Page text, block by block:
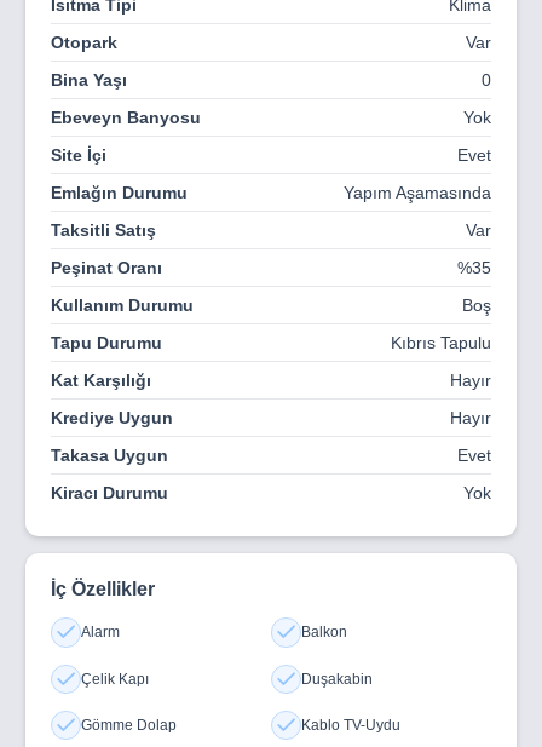
yerden ısıtma ve lüks ahşap kaplama alternatifleri
bunlardan sadece birkaçı. iç mekan kalitesi sunan öğeler.
Asma tavanlarda gizlenen kanallı soğutma sistemleri,
lineer menfezler ile modern tasarım anlayışını
desteklemektedir. Sürdürülebilir çevre ve ekolojik değer
bilinciyle enerjiyi verimli kullanmak üzere doğa dostu bir
proje olarak tasarlanan Velaris, gelecek için temiz bir
nefes vizyonuyla planlandı.
Isıtma Tipi
Klima
Otopark
Var
Bina Yaşı
0
Ebeveyn Banyosu
Yok
Site İçi
Evet
Emlağın Durumu
Yapım Aşamasında
Taksitli Satış
Var
Peşinat Oranı
%35
Kullanım Durumu
Boş
Tapu Durumu
Kıbrıs Tapulu
Kat Karşılığı
Hayır
Krediye Uygun
Hayır
Takasa Uygun
Evet
Kiracı Durumu
Yok
İç Özellikler
Alarm Balkon
Çelik Kapı Duşakabin
Gömme Dolap Kablo TV-Uydu